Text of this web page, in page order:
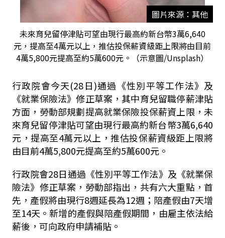
圖片來源：其他
未來育兒留停津貼可望由現行最高約新台幣3萬6,640
元，提高至4萬元以上，推估投保薪資級距上限將由目前
4萬5,800元提高至約5萬600元。（示意圖/Unsplash）
行政院會今天(28日)通過《性別平等工作法》及
《就業保險法》修正草案，其中育兒留職停薪津貼
方面，勞動部規劃提高就業保險投保薪資上限，未
來育兒留停津貼可望由現行最高約新台幣3萬6,640
元，提高至4萬元以上，推估投保薪資級距上限將
由目前4萬5,800元提高至約5萬600元。
行政院會28日通過《性別平等工作法》及《就業保
險法》修正草案，勞動部指出，共有六大重點，首
先，產假將由現行8週延長為12週；陪產假由7天增
至14天。新增的產假與陪產假期間，由雇主依法給
薪後，可向政府申請補貼。